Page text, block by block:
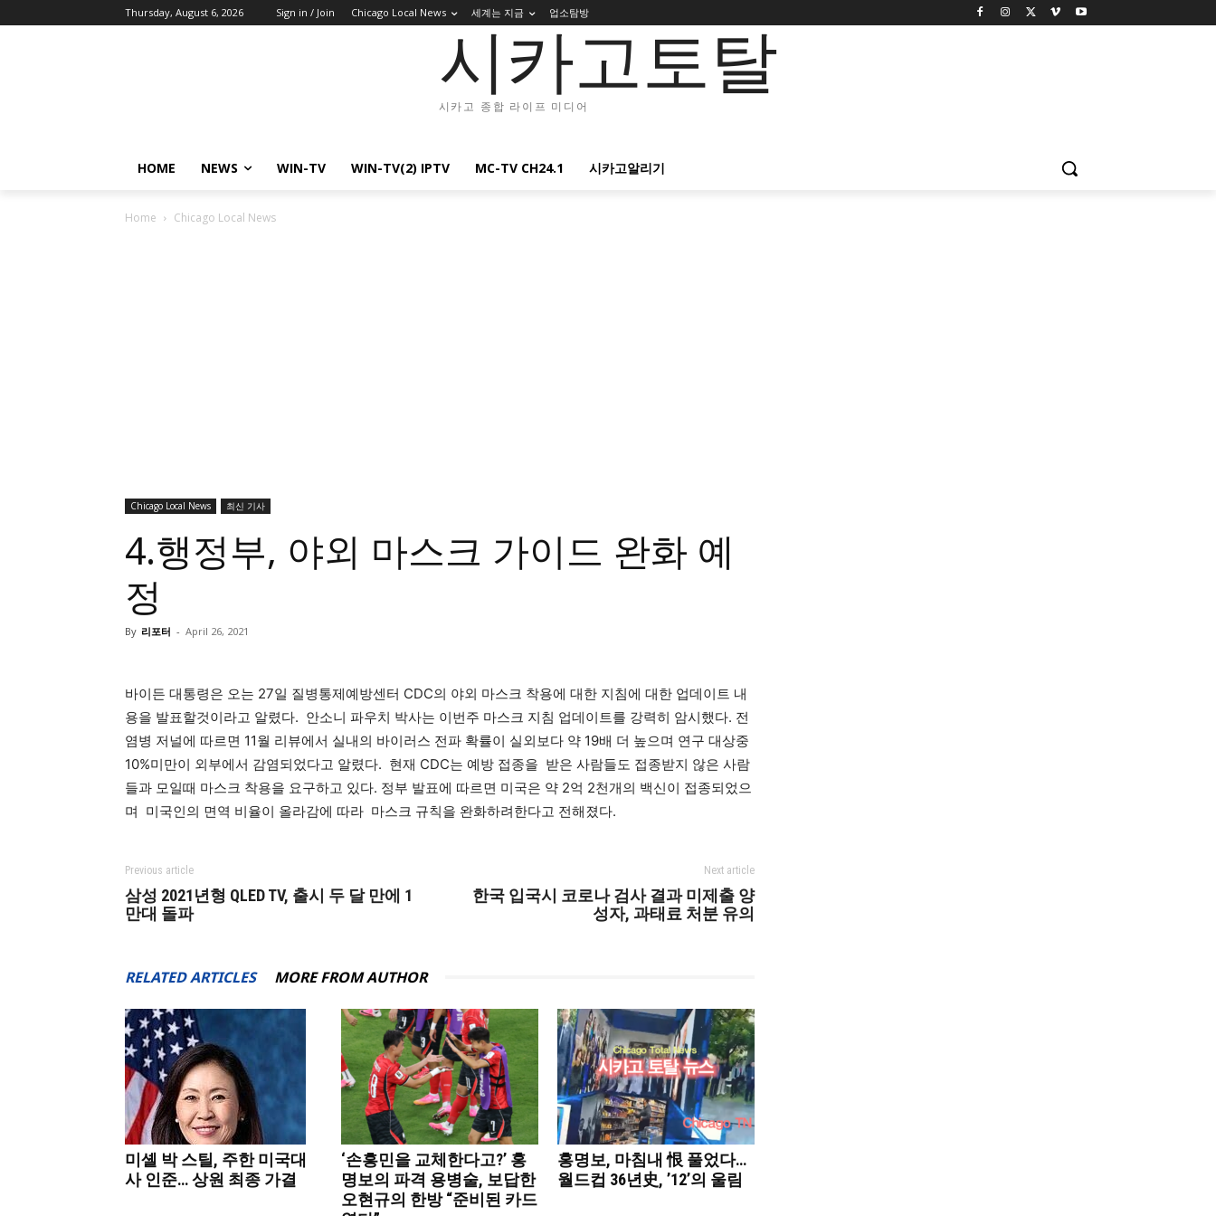
Thursday, August 6, 2026 Sign in / Join Chicago Local News 세계는 지금 업소탐방
시카고토탈
시카고 종합 라이프 미디어
HOME NEWS WIN-TV WIN-TV(2) IPTV MC-TV CH24.1 시카고알리기
Home Chicago Local News
Chicago Local News 최신 기사
4.행정부, 야외 마스크 가이드 완화 예
정
By 리포터 - April 26, 2021
바이든 대통령은 오는 27일 질병통제예방센터 CDC의 야외 마스크 착용에 대한 지침에 대한 업데이트 내
용을 발표할것이라고 알렸다. 안소니 파우치 박사는 이번주 마스크 지침 업데이트를 강력히 암시했다. 전
염병 저널에 따르면 11월 리뷰에서 실내의 바이러스 전파 확률이 실외보다 약 19배 더 높으며 연구 대상중
10%미만이 외부에서 감염되었다고 알렸다. 현재 CDC는 예방 접종을 받은 사람들도 접종받지 않은 사람
들과 모일때 마스크 착용을 요구하고 있다. 정부 발표에 따르면 미국은 약 2억 2천개의 백신이 접종되었으
며 미국인의 면역 비율이 올라감에 따라 마스크 규칙을 완화하려한다고 전해졌다.
Previous article
삼성 2021년형 QLED TV, 출시 두 달 만에 1
만대 돌파
Next article
한국 입국시 코로나 검사 결과 미제출 양
성자, 과태료 처분 유의
RELATED ARTICLES MORE FROM AUTHOR
미셸 박 스틸, 주한 미국대
사 인준… 상원 최종 가결
‘손흥민을 교체한다고?’ 홍
명보의 파격 용병술, 보답한
오현규의 한방 “준비된 카드
홍명보, 마침내 恨 풀었다…
월드컵 36년史, ’12’의 울림